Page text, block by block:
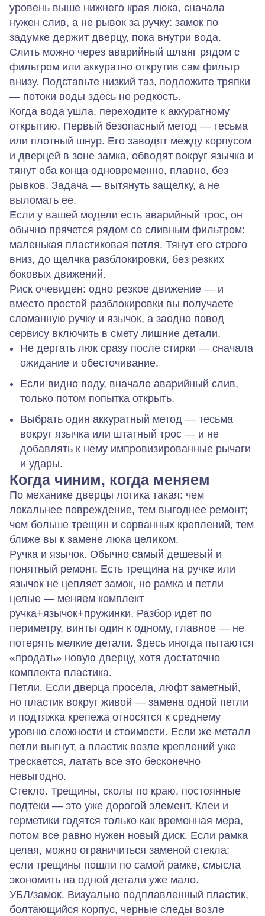
уровень выше нижнего края люка, сначала
нужен слив, а не рывок за ручку: замок по
задумке держит дверцу, пока внутри вода.
Слить можно через аварийный шланг рядом с
фильтром или аккуратно открутив сам фильтр
внизу. Подставьте низкий таз, подложите тряпки
— потоки воды здесь не редкость.
Когда вода ушла, переходите к аккуратному
открытию. Первый безопасный метод — тесьма
или плотный шнур. Его заводят между корпусом
и дверцей в зоне замка, обводят вокруг язычка и
тянут оба конца одновременно, плавно, без
рывков. Задача — вытянуть защелку, а не
выломать ее.
Если у вашей модели есть аварийный трос, он
обычно прячется рядом со сливным фильтром:
маленькая пластиковая петля. Тянут его строго
вниз, до щелчка разблокировки, без резких
боковых движений.
Риск очевиден: одно резкое движение — и
вместо простой разблокировки вы получаете
сломанную ручку и язычок, а заодно повод
сервису включить в смету лишние детали.
Не дергать люк сразу после стирки — сначала
ожидание и обесточивание.
Если видно воду, вначале аварийный слив,
только потом попытка открыть.
Выбрать один аккуратный метод — тесьма
вокруг язычка или штатный трос — и не
добавлять к нему импровизированные рычаги
и удары.
Когда чиним, когда меняем
По механике дверцы логика такая: чем
локальнее повреждение, тем выгоднее ремонт;
чем больше трещин и сорванных креплений, тем
ближе вы к замене люка целиком.
Ручка и язычок. Обычно самый дешевый и
понятный ремонт. Есть трещина на ручке или
язычок не цепляет замок, но рамка и петли
целые — меняем комплект
ручка+язычок+пружинки. Разбор идет по
периметру, винты один к одному, главное — не
потерять мелкие детали. Здесь иногда пытаются
«продать» новую дверцу, хотя достаточно
комплекта пластика.
Петли. Если дверца просела, люфт заметный,
но пластик вокруг живой — замена одной петли
и подтяжка крепежа относятся к среднему
уровню сложности и стоимости. Если же металл
петли выгнут, а пластик возле креплений уже
трескается, латать все это бесконечно
невыгодно.
Стекло. Трещины, сколы по краю, постоянные
подтеки — это уже дорогой элемент. Клеи и
герметики годятся только как временная мера,
потом все равно нужен новый диск. Если рамка
целая, можно ограничиться заменой стекла;
если трещины пошли по самой рамке, смысла
экономить на одной детали уже мало.
УБЛ/замок. Визуально подплавленный пластик,
болтающийся корпус, черные следы возле